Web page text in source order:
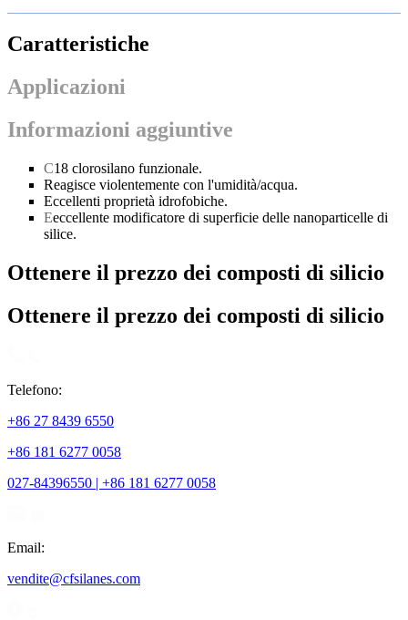
Caratteristiche
Applicazioni
Informazioni aggiuntive
C18 clorosilano funzionale.
Reagisce violentemente con l'umidità/acqua.
Eccellenti proprietà idrofobiche.
Eeccellente modificatore di superficie delle nanoparticelle di
silice.
Ottenere il prezzo dei composti di silicio
Ottenere il prezzo dei composti di silicio
Telefono:
+86 27 8439 6550
+86 181 6277 0058
027-84396550 | +86 181 6277 0058
Email:
vendite@cfsilanes.com